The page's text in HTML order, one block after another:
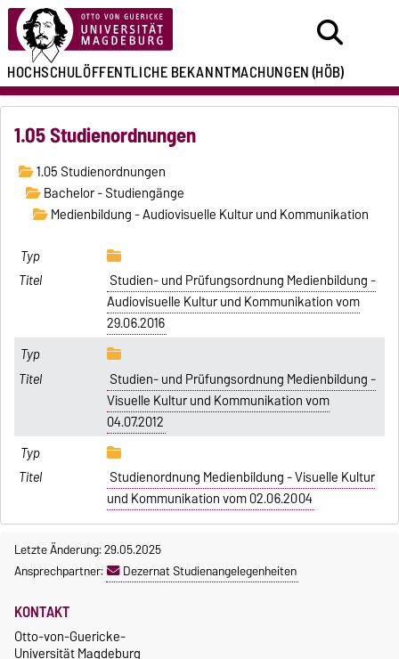
HOCHSCHULÖFFENTLICHEBEKANNTMACHUNGEN(HÖB)
1.05 Studienordnungen
1.05 Studienordnungen
Bachelor - Studiengänge
Medienbildung - Audiovisuelle Kultur und Kommunikation
Studien- und Prüfungsordnung Medienbildung -
Audiovisuelle Kultur und Kommunikation vom
29.06.2016
Studien- und Prüfungsordnung Medienbildung -
Visuelle Kultur und Kommunikation vom
04.07.2012
Studienordnung Medienbildung - Visuelle Kultur
und Kommunikation vom 02.06.2004
Letzte Änderung: 29.05.2025
Ansprechpartner:
Dezernat Studienangelegenheiten
KONTAKT
Otto-von-Guericke-
Universität Magdeburg